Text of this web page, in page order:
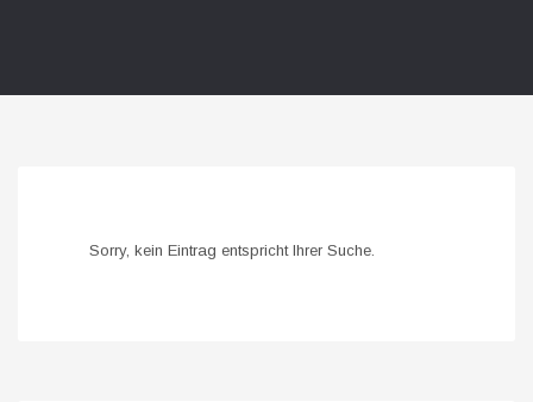
Sorry, kein Eintrag entspricht Ihrer Suche.